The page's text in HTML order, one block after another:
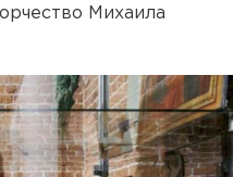
Михаила